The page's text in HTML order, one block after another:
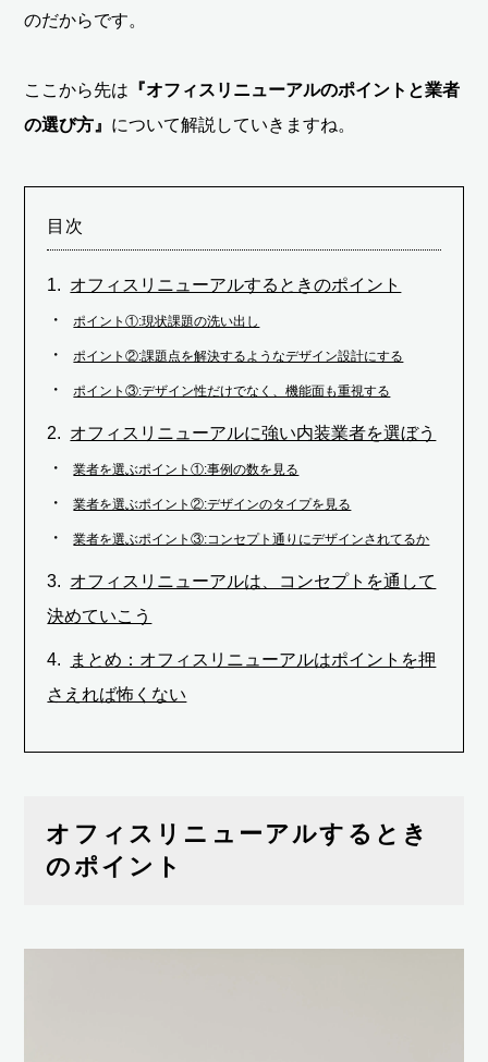
のだからです。
ここから先は 『オフィスリニューアルのポイントと業者
の選び方』 について解説していきますね。
目次
オフィスリニューアルするときのポイント
ポイント①:現状課題の洗い出し
ポイント②:課題点を解決するようなデザイン設計にする
ポイント③:デザイン性だけでなく、機能面も重視する
オフィスリニューアルに強い内装業者を選ぼう
業者を選ぶポイント①:事例の数を見る
業者を選ぶポイント②:デザインのタイプを見る
業者を選ぶポイント③:コンセプト通りにデザインされてるか
オフィスリニューアルは、コンセプトを通して
決めていこう
まとめ：オフィスリニューアルはポイントを押
さえれば怖くない
オフィスリニューアルするとき
のポイント